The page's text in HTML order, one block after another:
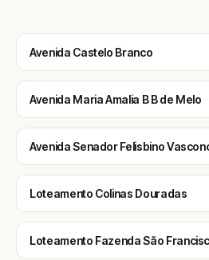
Avenida Castelo Branco
Avenida Maria Amalia B B de Melo
Avenida Senador Felisbino
Loteamento Colinas Douradas
Loteamento Fazenda São